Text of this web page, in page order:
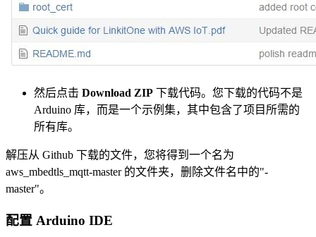
然后点击 Download ZIP 下载代码。您下载的代码不是
Arduino 库，而是一个示例集，其中包含了项目所需的
所有库。
解压从 Github 下载的文件，您将得到一个名为
aws_mbedtls_mqtt-master 的文件夹，删除文件名中的"-
master"。
配置 Arduino IDE